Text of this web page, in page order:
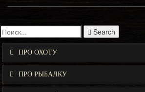
Search
ПРО ОХОТУ
ПРО РЫБАЛКУ